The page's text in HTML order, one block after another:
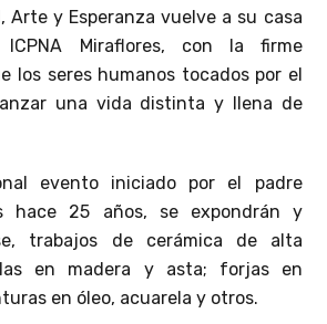
Arte y Esperanza vuelve a su casa
Miraflores, con la firme
los seres humanos tocados por el
una vida distinta y llena de
evento iniciado por el padre
hace 25 años, se expondrán y
trabajos de cerámica de alta
en madera y asta; forjas en
en óleo, acuarela y otros.